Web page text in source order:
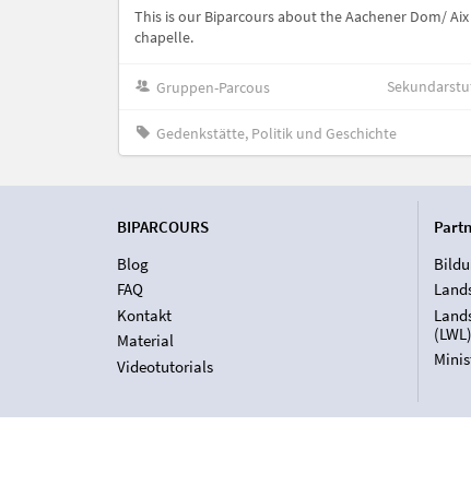
This is our Biparcours about the Aachener Dom/ Aix
chapelle.
Gruppen-Parcous
Gedenkstätte, Politik und Geschichte
BIPARCOURS
Blog
FAQ
Kontakt
Material
Videotutorials
(LWL)